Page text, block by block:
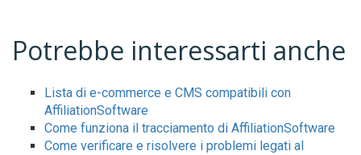
Potrebbe interessarti anche
Lista di e-commerce e CMS compatibili con
AffiliationSoftware
Come funziona il tracciamento di AffiliationSoftware
Come verificare e risolvere i problemi legati al